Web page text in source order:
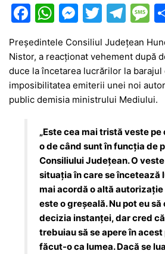
F
a
c
e
b
o
o
k
W
at
s
A
p
p
M
e
s
s
e
n
g
er
T
itt
er
T
e
gr
a
m
s
s
a
g
e
Președintele Consiliul Județean
Nistor, a reacționat vehement după
duce la încetarea lucrărilor la
imposibilitatea emiterii unei noi
public demisia ministrului Mediului.
„Este cea mai tristă veste
o de când sunt în funcția de
Consiliului Județean. O
situația în care se încetează
mai acordă o altă autorizație
este o greșeală. Nu pot eu
decizia instanței, dar cred
trebuiau să se apere în acest
făcut-o ca lumea. Dacă se